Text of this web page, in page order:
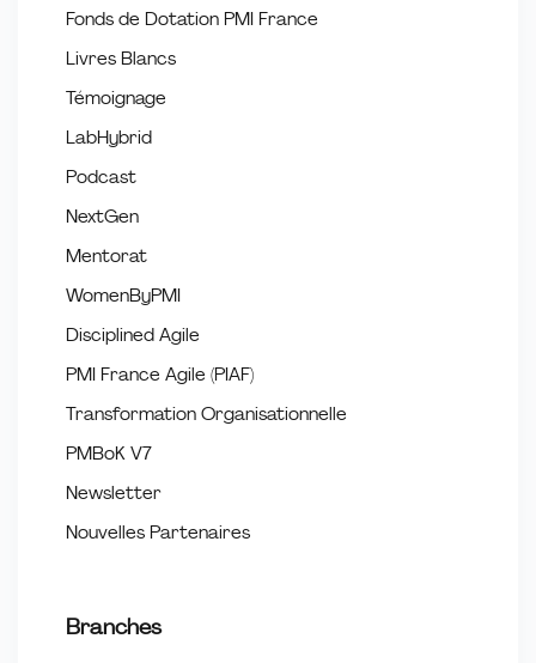
Fonds de Dotation PMI France
Livres Blancs
Témoignage
LabHybrid
Podcast
NextGen
Mentorat
WomenByPMI
Disciplined Agile
PMI France Agile (PIAF)
Transformation Organisationnelle
PMBoK V7
Newsletter
Nouvelles Partenaires
Branches